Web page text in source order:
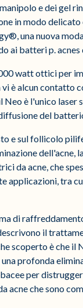
e dei gel
in modo
una nuova
ai batteri p. acnes
watt ottici per
è alcun contatto
è l'unico laser
del
e sul follicolo
dell'acne,
da acne, che
tra
di
il
scoperto è che
profonda
per
che sono